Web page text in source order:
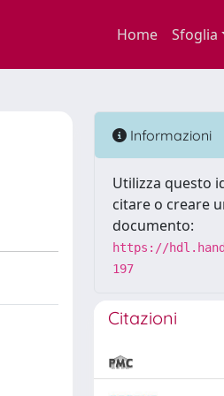
Home Sfoglia
Informazioni
Utilizza questo
citare o creare
documento:
https://
197
Citazioni